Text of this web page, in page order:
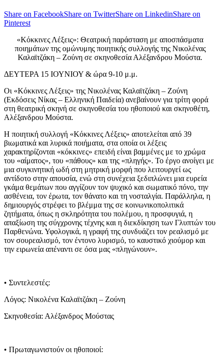
Share on FacebookShare on TwitterShare on LinkedinShare on
Pinterest
«Κόκκινες Λέξεις»: Θεατρική παράσταση με αποσπάσματα
ποιημάτων της ομώνυμης ποιητικής συλλογής της Νικολένας
Καλαϊτζάκη – Ζούνη σε σκηνοθεσία Αλέξανδρου Μούστα.
ΔΕΥΤΕΡΑ 15 ΙΟΥΝΙΟΥ & ώρα 9-10 μ.μ.
Οι «Κόκκινες Λέξεις» της Νικολένας Καλαϊτζάκη – Ζούνη
(Εκδόσεις Νίκας – Ελληνική Παιδεία) ανεβαίνουν για τρίτη φορά
στη θεατρική σκηνή σε σκηνοθεσία του ηθοποιού και σκηνοθέτη,
Αλέξανδρου Μούστα.
Η ποιητική συλλογή «Κόκκινες Λέξεις» αποτελείται από 39
βιωματικά και λυρικά ποιήματα, στα οποία οι λέξεις
χαρακτηρίζονται «κόκκινες» επειδή είναι βαμμένες με το χρώμα
του «αίματος», του «πάθους» και της «πληγής». Το έργο ανοίγει με
μια συγκινητική ωδή στη μητρική μορφή που λειτουργεί ως
αντίδοτο στην απουσία, ενώ στη συνέχεια ξεδιπλώνει μια ευρεία
γκάμα θεμάτων που αγγίζουν τον ψυχικό και σωματικό πόνο, την
ασθένεια, τον έρωτα, τον θάνατο και τη νοσταλγία. Παράλληλα, η
δημιουργός στρέφει το βλέμμα της σε κοινωνικοπολιτικά
ζητήματα, όπως η σκληρότητα του πολέμου, η προσφυγιά, η
απαξίωση της σύγχρονης τέχνης και η διεκδίκηση των Γλυπτών του
Παρθενώνα. Υφολογικά, η γραφή της συνδυάζει τον ρεαλισμό με
τον σουρεαλισμό, τον έντονο λυρισμό, το καυστικό χιούμορ και
την ειρωνεία απέναντι σε όσα μας «πληγώνουν».
• Συντελεστές:
Λόγος: Νικολένα Καλαϊτζάκη – Ζούνη
Σκηνοθεσία: Αλέξανδρος Μούστας
• Πρωταγωνιστούν οι ηθοποιοί: